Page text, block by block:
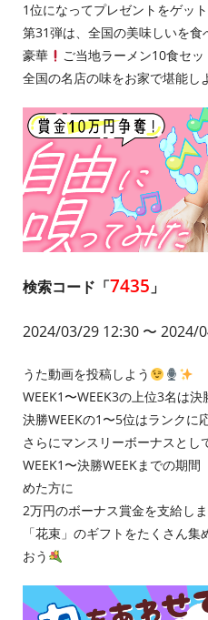
1位になってプレゼントをゲッ
第31弾は、全国の美味しいを食
豪華
ご当地ラーメン10食セッ
全国の名店の味をお家で堪能し
検索コード「7435」
2024/03/29 12:30 〜 2024/
うた動画を投稿しよう
WEEK1〜WEEK3の上位3名は決
決勝WEEKの1〜5位はランクに
さらにマンスリーボーナスとし
WEEK1〜決勝WEEKまでの期
めた方に
2万円のボーナス賞金を支給し
「花束」のギフトをたくさん
おう